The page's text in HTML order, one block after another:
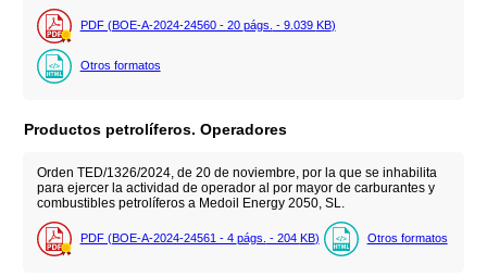
PDF (BOE-A-2024-24560 - 20 págs. - 9.039 KB)
Otros formatos
Productos petrolíferos. Operadores
Orden TED/1326/2024, de 20 de noviembre, por la que se inhabilita
para ejercer la actividad de operador al por mayor de carburantes y
combustibles petrolíferos a Medoil Energy 2050, SL.
PDF (BOE-A-2024-24561 - 4 págs. - 204 KB) Otros formatos